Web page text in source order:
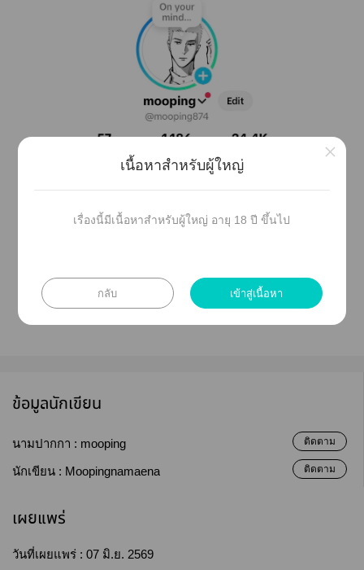
ใ tiktok าะบ่อยกว่าเาะาติดเล่น
ถ้าใเป็น mood สั้นๆ ไยที่ tiktok ได้เค้าบ ส่วน
Enjoy😘🤩
ข้อมูลนักเขียน
นามปากกา : mooping ติดตาม
นักเขียน : Moopingnamaena ติดตาม
เผยแพร่
วันที่เผยแพร่ : 07 มิ.ย. 2569
เนื้อหาสำหรับผู้ใหญ่
เรื่องนี้มีเนื้อหาสำหรับผู้ใหญ่ อายุ 18 ปี ขึ้นไป
กลับ เข้าสู่เนื้อหา
×